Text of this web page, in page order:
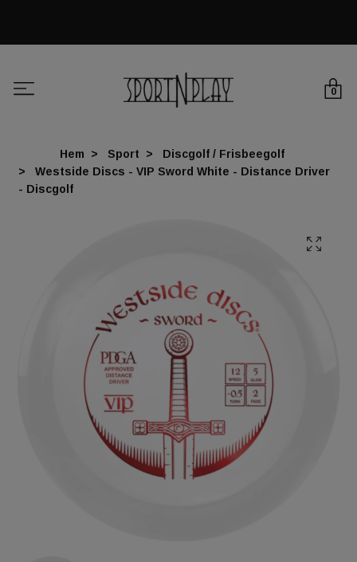
0
Hem Sport
Discgolf / Frisbeegolf
Westside Discs - VIP Sword White - Distance Driver
- Discgolf